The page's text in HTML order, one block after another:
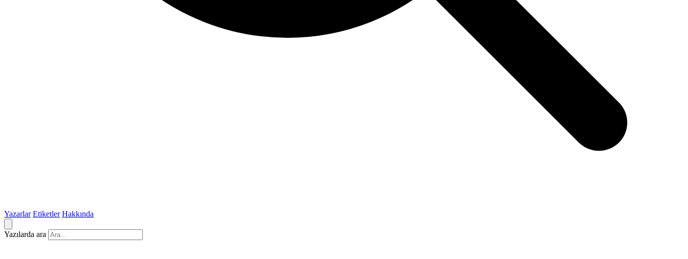
Yazarlar Etiketler Hakkında
Yazılarda ara